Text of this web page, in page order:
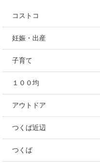
コストコ
妊娠・出産
子育て
１００均
アウトドア
つくば近辺
つくば